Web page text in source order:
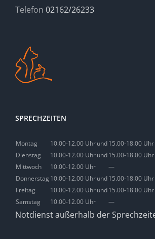
Telefon 02162/26233
SPRECHZEITEN
Montag 10.00-12.00 Uhrund15.00-18.00 Uhr
Dienstag
10.00-12.00 Uhrund15.00-18.00 Uhr
Mittwoch
10.00-12.00 Uhr
—
Donnerstag10.00-12.00 Uhrund15.00-18.00 Uhr
Freitag
10.00-12.00 Uhrund15.00-18.00 Uhr
Samstag
10.00-12.00 Uhr —
Notdienst außerhalb der